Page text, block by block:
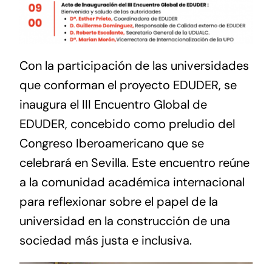
Con la participación de las universidades
que conforman el proyecto EDUDER, se
inaugura el III Encuentro Global de
EDUDER, concebido como preludio del
Congreso Iberoamericano que se
celebrará en Sevilla. Este encuentro reúne
a la comunidad académica internacional
para reflexionar sobre el papel de la
universidad en la construcción de una
sociedad más justa e inclusiva.